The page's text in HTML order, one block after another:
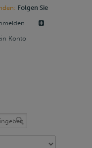
Folgen Sie
Konto